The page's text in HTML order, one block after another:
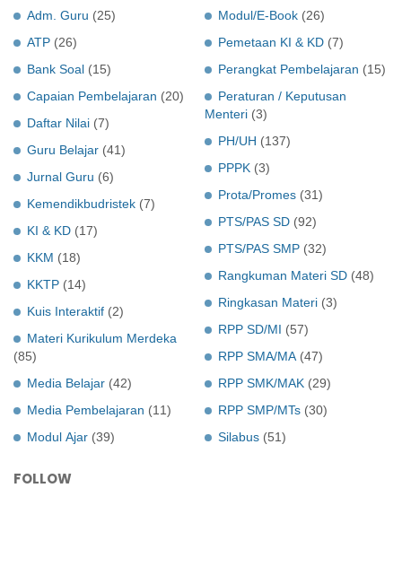
Adm. Guru (25)
ATP (26)
Bank Soal (15)
Capaian Pembelajaran (20)
Daftar Nilai (7)
Guru Belajar (41)
Jurnal Guru (6)
Kemendikbudristek (7)
KI & KD (17)
KKM (18)
KKTP (14)
Kuis Interaktif (2)
Materi Kurikulum Merdeka
(85)
Media Belajar (42)
Media Pembelajaran (11)
Modul Ajar (39)
Modul/E-Book (26)
Pemetaan KI & KD (7)
Perangkat Pembelajaran (15)
Peraturan / Keputusan
Menteri (3)
PH/UH (137)
PPPK (3)
Prota/Promes (31)
PTS/PAS SD (92)
PTS/PAS SMP (32)
Rangkuman Materi SD (48)
Ringkasan Materi (3)
RPP SD/MI (57)
RPP SMA/MA (47)
RPP SMK/MAK (29)
RPP SMP/MTs (30)
Silabus (51)
FOLLOW